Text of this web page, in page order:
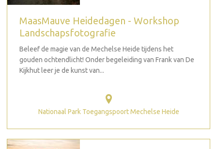
MaasMauve Heidedagen - Workshop
Landschapsfotografie
Beleef de magie van de Mechelse Heide tijdens het
gouden ochtendlicht! Onder begeleiding van Frank van De
Kijkhut leer je de kunst van...
Nationaal Park Toegangspoort Mechelse Heide